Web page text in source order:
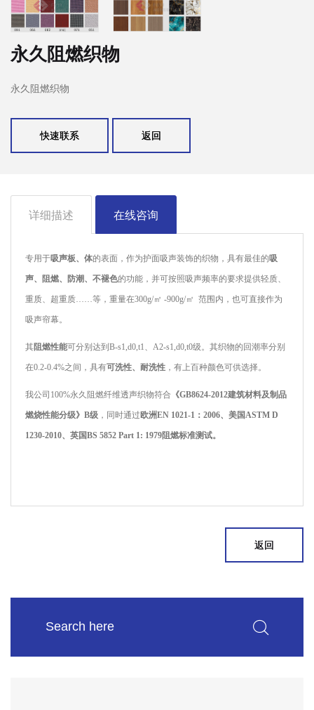
永久阻燃织物
永久阻燃织物
快速联系 返回
详细描述 在线咨询
专用于吸声板、体的表面，作为护面吸声装饰的织物，具有最佳的吸
声、阻燃、防潮、不褪色的功能，并可按照吸声频率的要求提供轻质、
重质、超重质……等，重量在300g/㎡ -900g/㎡ 范围内，也可直接作为
吸声帘幕。
其阻燃性能可分别达到B-s1,d0,t1、A2-s1,d0,t0级。其织物的回潮率分别
在0.2-0.4%之间，具有可洗性、耐洗性 ，有上百种颜色可供选择。
我公司100%永久阻燃纤维透声织物符合 《GB8624-2012建筑材料及制品
燃烧性能分级》B级 ，同时通过欧洲EN 1021-1：2006、美国ASTM D
1230-2010、英国BS 5852 Part 1: 1979阻燃标准测试。
返回